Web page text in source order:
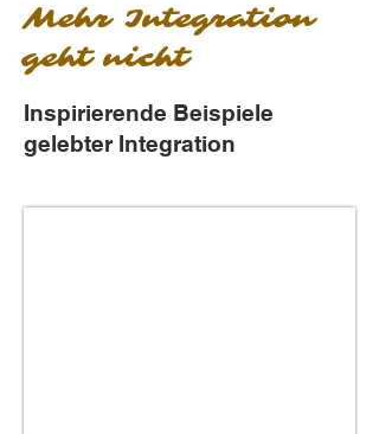
Mehr Integration
geht nicht
Inspirierende Beispiele
gelebter Integration